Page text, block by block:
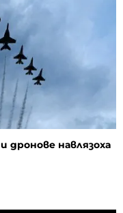
дронове навлязоха